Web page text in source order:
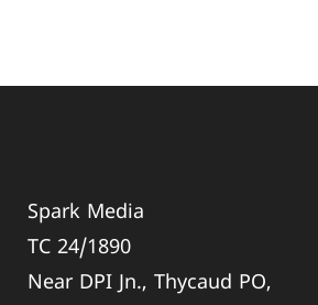
Spark Media
TC 24/1890
Near DPI Jn., Thycaud PO,